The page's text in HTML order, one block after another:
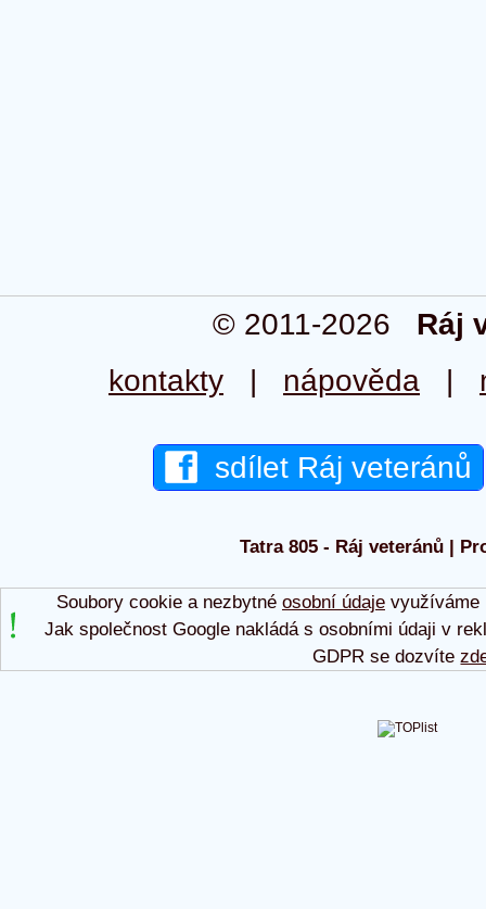
© 2011-2026 Ráj
kontakty | nápověda |
sdílet Ráj veteránů
Tatra 805 - Ráj veteránů |
Soubory cookie a nezbytné osobní údajevyužíváme
Jak společnost Google nakládá s osobními údaji v
GDPR se dozvíte